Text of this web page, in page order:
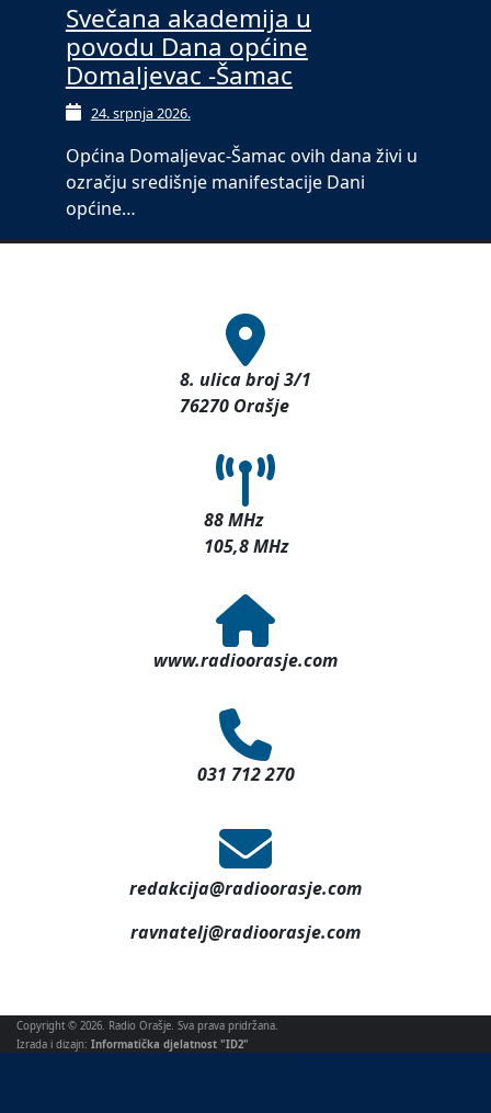
Svečana akademija u
povodu Dana općine
Domaljevac -Šamac
24. srpnja 2026.
Općina Domaljevac-Šamac ovih dana živi u
ozračju središnje manifestacije Dani
općine…
8. ulica broj 3/1
76270 Orašje
88 MHz
105,8 MHz
www.radioorasje.com
031 712 270
redakcija@radioorasje.com
ravnatelj@radioorasje.com
Copyright © 2026. Radio Orašje. Sva prava pridržana.
Izrada i dizajn: Informatička djelatnost "ID2"